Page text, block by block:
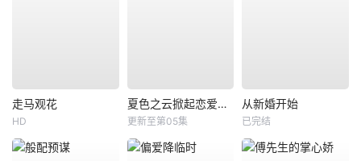
走马观花
HD
夏色之云掀起恋爱与风暴
更新至第05集
从新婚开始
已完结